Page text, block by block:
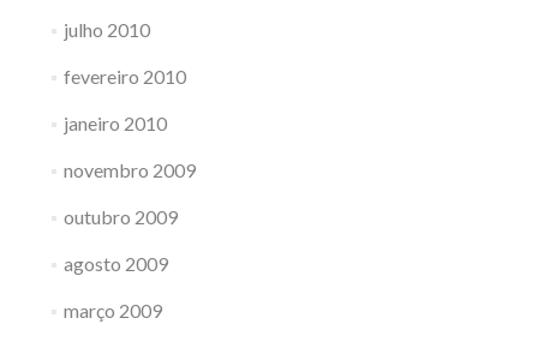
julho 2010
fevereiro 2010
janeiro 2010
novembro 2009
outubro 2009
agosto 2009
março 2009